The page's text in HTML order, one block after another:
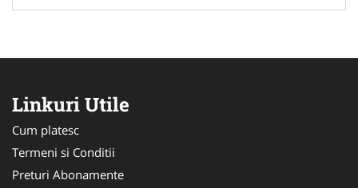
Linkuri Utile
Cum platesc
Termeni si Conditii
Preturi Abonamente